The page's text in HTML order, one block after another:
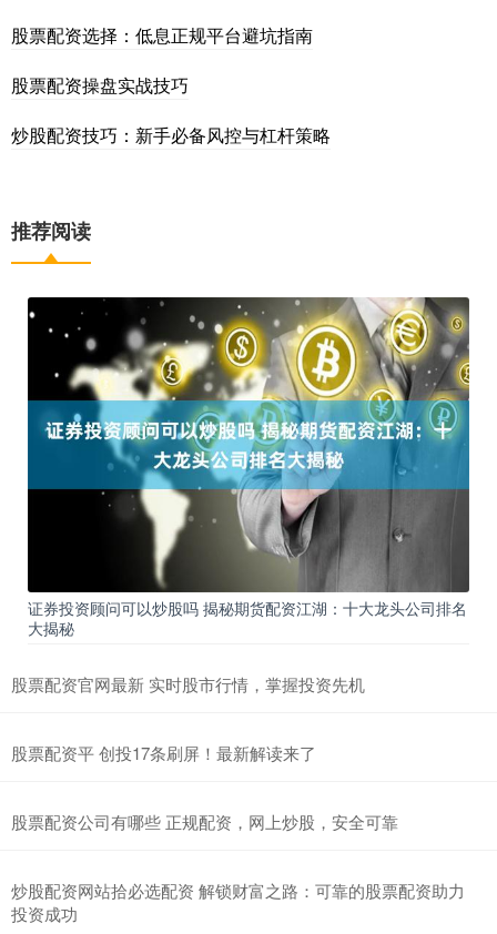
股票配资选择：低息正规平台避坑指南
股票配资操盘实战技巧
炒股配资技巧：新手必备风控与杠杆策略
推荐阅读
证券投资顾问可以炒股吗 揭秘期货配资江湖：十大龙头公司排名
大揭秘
股票配资官网最新 实时股市行情，掌握投资先机
股票配资平 创投17条刷屏！最新解读来了
股票配资公司有哪些 正规配资，网上炒股，安全可靠
炒股配资网站拾必选配资 解锁财富之路：可靠的股票配资助力
投资成功